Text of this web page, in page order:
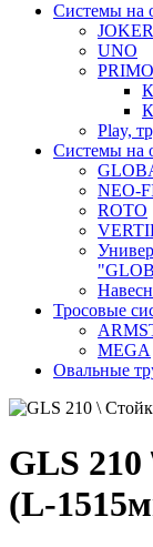
Системы на
JOKER
UNO
Play,
Системы на
NEO-
ROTO
Тросовые
MEGA
Овальные
GLS
(L-